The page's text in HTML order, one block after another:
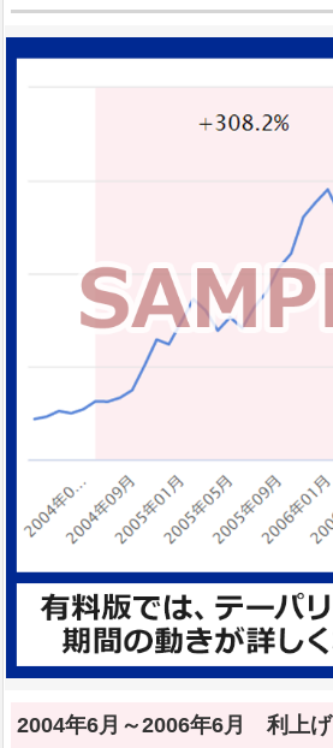
2004年6月～2006年6月 利上げ